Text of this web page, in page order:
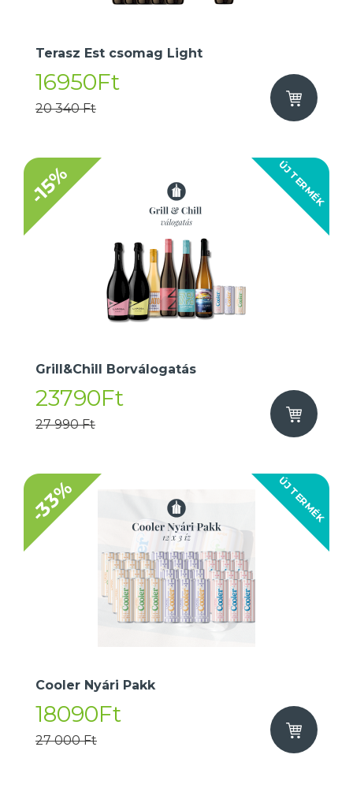
Terasz Est csomag Light
16950Ft
20 340 Ft
ÚJ TERMÉK
-15%
Grill&Chill Borválogatás
23790Ft
27 990 Ft
ÚJ TERMÉK
-33%
Cooler Nyári Pakk
18090Ft
27 000 Ft